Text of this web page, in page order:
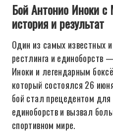
Бой Антонио Иноки
история и результат
Один из самых известных
рестлинга и единоборств
Иноки и легендарным
который состоялся 26
бой стал прецедентом
единоборств и вызвал
спортивном мире.